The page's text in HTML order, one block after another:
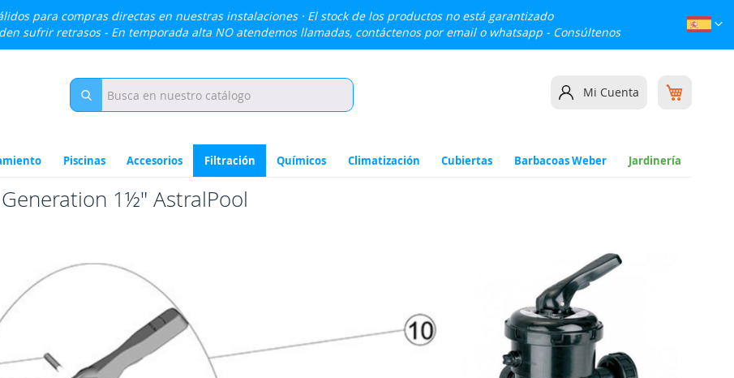
para compras directas en nuestras instalaciones · El stock de los productos no está garantizado
sufrir retrasos - En temporada alta NO atendemos llamadas, contáctenos por email o whatsapp - Consúltenos
Mi Cuenta
Piscinas Accesorios Filtración Químicos Climatización Cubiertas Barbacoas Weber Jardinería
1½" AstralPool